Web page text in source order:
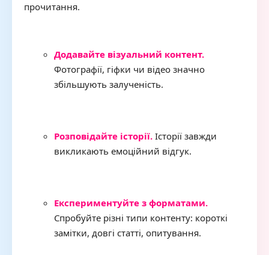
прочитання.
Додавайте візуальний контент.
Фотографії, гіфки чи відео значно
збільшують залученість.
Розповідайте історії. Історії завжди
викликають емоційний відгук.
Експериментуйте з форматами.
Спробуйте різні типи контенту: короткі
замітки, довгі статті, опитування.